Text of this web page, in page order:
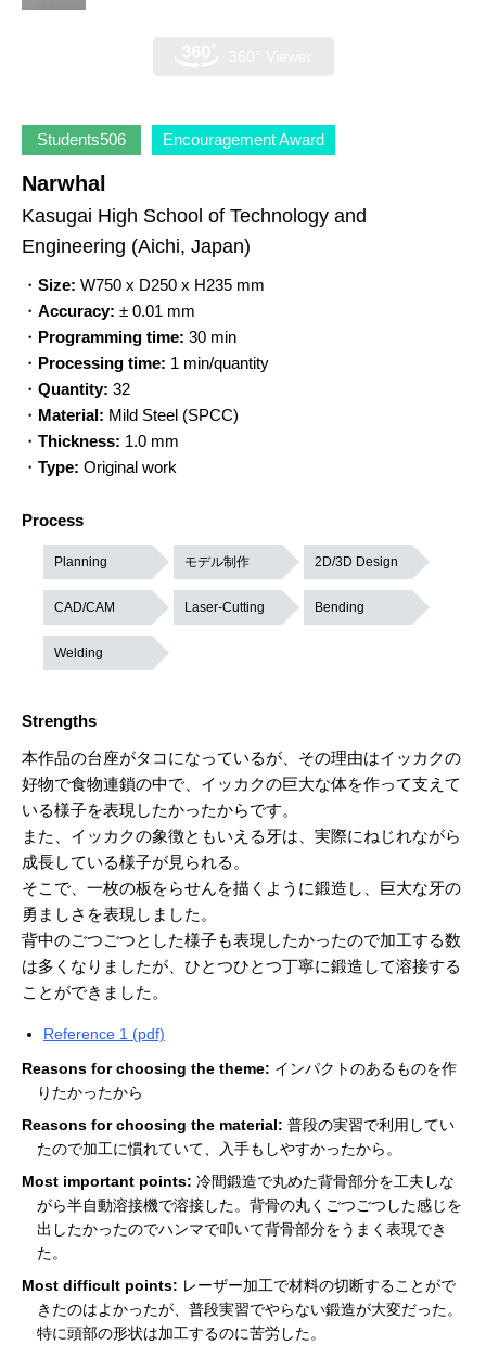
Students506 Encouragement Award
Narwhal
Kasugai High School of Technology and
Engineering (Aichi, Japan)
・ Size: W750 x D250 x H235 mm
・ Accuracy: ± 0.01 mm
・ Programming time: 30 min
・ Processing time: 1 min/quantity
・ Quantity: 32
・ Material: Mild Steel (SPCC)
・ Thickness: 1.0 mm
・ Type: Original work
Process
Planning モデル制作 2D/3D Design
CAD/CAM Laser-Cutting Bending
Welding
Strengths
本作品の台座がタコになっているが、その理由はイッカクの
好物で食物連鎖の中で、イッカクの巨大な体を作って支えて
いる様子を表現したかったからです。
また、イッカクの象徴ともいえる牙は、実際にねじれながら
成長している様子が見られる。
そこで、一枚の板をらせんを描くように鍛造し、巨大な牙の
勇ましさを表現しました。
背中のごつごつとした様子も表現したかったので加工する数
は多くなりましたが、ひとつひとつ丁寧に鍛造して溶接する
ことができました。
Reference 1 (pdf)
Reasons for choosing the theme: インパクトのあるものを作
りたかったから
Reasons for choosing the material: 普段の実習で利用してい
たので加工に慣れていて、入手もしやすかったから。
Most important points: 冷間鍛造で丸めた背骨部分を工夫しな
がら半自動溶接機で溶接した。背骨の丸くごつごつした感じを
出したかったのでハンマで叩いて背骨部分をうまく表現でき
た。
Most difficult points: レーザー加工で材料の切断することがで
きたのはよかったが、普段実習でやらない鍛造が大変だった。
特に頭部の形状は加工するのに苦労した。